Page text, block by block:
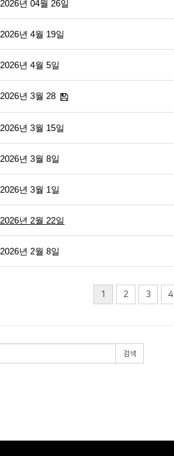
2026년 04월 26일
2026년 4월 19일
2026년 4월 5일
2026년 3월 28
2026년 3월 15일
2026년 3월 8일
2026년 3월 1일
2026년 2월 22일
2026년 2월 8일
1 2 3 4
검색